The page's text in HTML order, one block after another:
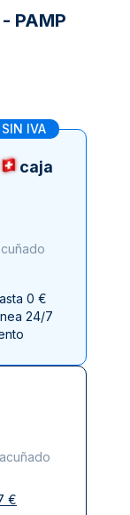
PAMP
SIN IVA
caja
0 €
24/7
€